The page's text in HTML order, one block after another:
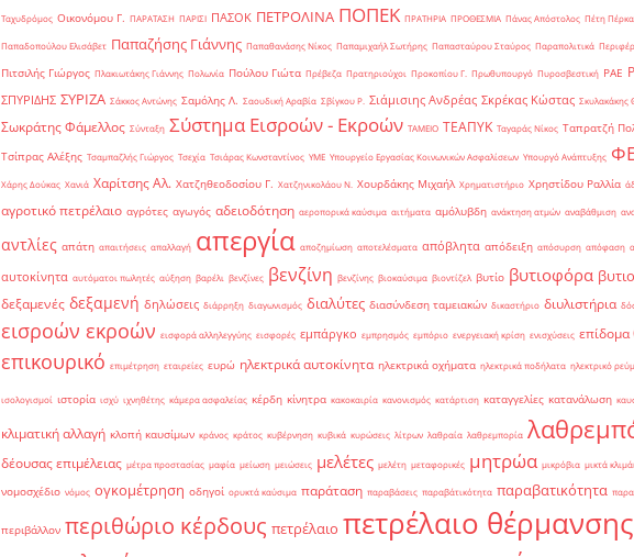
Ταχυδρόμος Οικονόμου Γ. ΠΑΡΑΤΑΣΗ ΠΑΡΙΣΙ ΠΑΣΟΚ ΠΕΤΡΟΛΙΝΑ ΠΟΠΕΚ ΠΡΑΤΗΡΙΑ ΠΡΟΘΕΣΜΙΑ Πάνας Απόστολος Πέτη Πέρκα
Παπαδοπούλου Ελισάβετ Παπαζήσης Γιάννης Παπαθανάσης Νίκος Παπαμιχαήλ Σωτήρης Παπασταύρου Σταύρος Παραπολιτικά
Πιτσιλής Γιώργος Πλακιωτάκης Γιάννης Πολωνία Πούλου Γιώτα Πρέβεζα Πρατηριούχοι Προκοπίου Γ. Πρωθυπουργό Πυροσβεστική ΡΑΕ
ΣΠΥΡΙΔΗΣ ΣΥΡΙΖΑ Σάκκος Αντώνης Σαμόλης Λ. Σαουδική Αραβία Σβίγκου Ρ. Σιάμισιης Ανδρέας Σκρέκας Κώστας Σκυλακάκης
Σωκράτης Φάμελλος Σύνταξη Σύστημα Εισροών - Εκροών ΤΑΜΕΙΟ ΤΕΑΠΥΚ Ταγαράς Νίκος Ταπρατζή
Τσίπρας Αλέξης Τσαμπαζλής Γιώργος Τσεχία Τσιάρας Κωνσταντίνος ΥΜΕ Υπουργείο Εργασίας Κοινωνικών Ασφαλίσεων Υπουργό Ανάπτυξης
Χάρης Δούκας Χανιά Χαρίτσης Αλ. Χατζηθεοδοσίου Γ. Χατζηνικολάου Ν. Χουρδάκης Μιχαήλ Χρηματιστήριο Χρηστίδου Ραλλία
αγροτικό πετρέλαιο αγρότες αγωγός αδειοδότηση αεροπορικά καύσιμα αιτήματα αμόλυβδη ανάκτηση ατμών αναβάθμιση
αντλίες απάτη απαιτήσεις απαλλαγή απεργία αποζημίωση αποτελέσματα απόβλητα απόδειξη απόσυρση απόφαση
αυτοκίνητα αυτόματοι πωλητές αύξηση βαρέλι βενζίνες βενζίνη βενζίνης βιοκαύσιμα βιοντίζελ βυτίο βυτιοφόρα
δεξαμενές δεξαμενή δηλώσεις διάρρηξη διαγωνισμός διαλύτες διασύνδεση ταμειακών δικαστήριο διυλιστήρια
εισροών εκροών εισφορά αλληλεγγύης εισφορές εμπάργκο εμπρησμός εμπόριο ενεργειακή κρίση ενισχύσεις επίδομα
επικουρικό επιμέτρηση εταιρείες ευρώ ηλεκτρικά αυτοκίνητα ηλεκτρικά οχήματα ηλεκτρικά ποδήλατα ηλεκτρικό
ισολογισμοί ιστορία ισχύ ιχνηθέτης κάμερα ασφαλείας κέρδη κίνητρα κακοκαιρία κανονισμός κατάρτιση καταγγελίες κατανάλωση
κλιματική αλλαγή κλοπή καυσίμων κράνος κράτος κυβέρνηση κυβικά κυρώσεις λίτρων λαθραία λαθρεμπορία
δέουσας επιμέλειας μέτρα προστασίας μαφία μείωση μειώσεις μελέτες μελέτη μεταφορικές μητρώα μικρόβια μικτά
νομοσχέδιο νόμος ογκομέτρηση οδηγοί ορυκτά καύσιμα παράταση παραβάσεις παραβάτικότητα παραβατικότητα
περιβάλλον περιθώριο κέρδους πετρέλαιο πετρέλαιο θέρμανσης